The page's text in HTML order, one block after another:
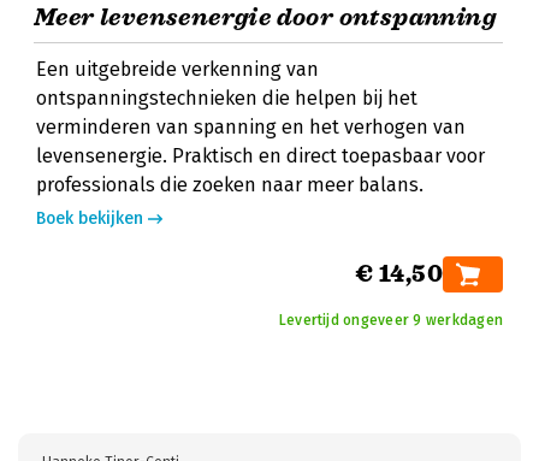
Meer levensenergie door ontspanning
Een uitgebreide verkenning van
ontspanningstechnieken die helpen bij het
verminderen van spanning en het verhogen van
levensenergie. Praktisch en direct toepasbaar voor
professionals die zoeken naar meer balans.
Boek bekijken
€ 14,50
Levertijd ongeveer 9 werkdagen